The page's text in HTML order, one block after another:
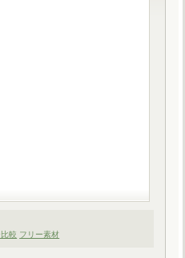
較 フリー素材